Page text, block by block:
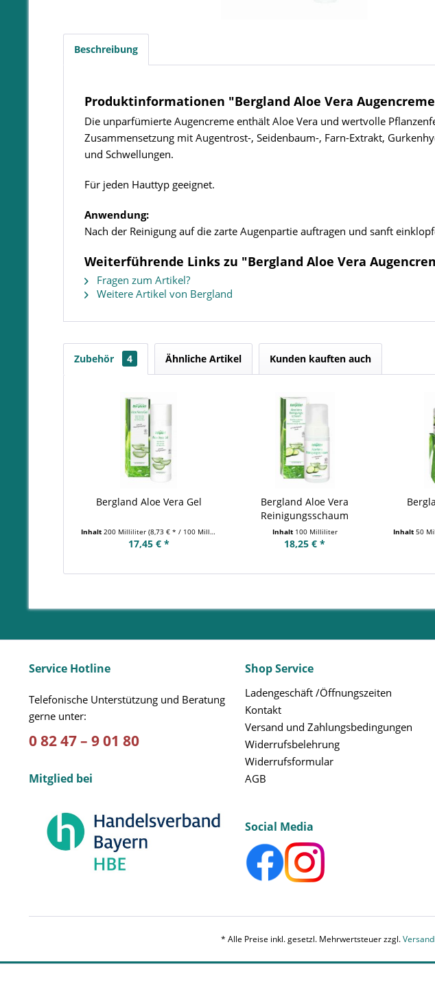
Beschreibung
Produktinformationen "Bergland Aloe Vera
Die unparfümierte Augencreme enthält Aloe Vera und wertvolle
Zusammensetzung mit Augentrost-, Seidenbaum-, Farn-Extrakt,
und Schwellungen.
Für jeden Hauttyp geeignet.
Anwendung:
Nach der Reinigung auf die zarte Augenpartie auftragen und sanft
Weiterführende Links zu "Bergland Aloe Vera
Fragen zum Artikel?
Weitere Artikel von Bergland
Zubehör 4 Ähnliche Artikel Kunden kauften auch
Bergland Aloe Vera Gel
Inhalt 200 Milliliter (8,73 € * / 100 Milliliter)
17,45 € *
Bergland Aloe Vera
Reinigungsschaum
Inhalt 100 Milliliter
18,25 € *
Inhalt50
Service Hotline
Telefonische Unterstützung und Beratung
gerne unter:
0 82 47 – 9 01 80
Mitglied bei
Shop Service
Ladengeschäft /Öffnungszeiten
Kontakt
Versand und Zahlungsbedingungen
Widerrufsbelehrung
Widerrufsformular
AGB
Social Media
* Alle Preise inkl. gesetzl. Mehrwertsteuer zzgl.